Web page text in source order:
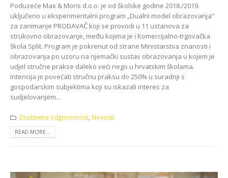
Poduzeće Max & Moris d.o.o. je od školske godine 2018./2019.
uključeno u eksperimentalni program „Dualni model obrazovanja“
za zanimanje PRODAVAČ koji se provodi u 11 ustanova za
strukovno obrazovanje, među kojima je i Komercijalno-trgovačka
škola Split. Program je pokrenut od strane Ministarstva znanosti i
obrazovanja po uzoru na njemački sustav obrazovanja u kojem je
udjel stručne prakse daleko veći nego u hrvatskim školama.
Intencija je povećati stručnu praksu do 250% u suradnji s
gospodarskim subjektima koji su iskazali interes za
sudjelovanjem...
Društvena odgovornost, Novosti
READ MORE...